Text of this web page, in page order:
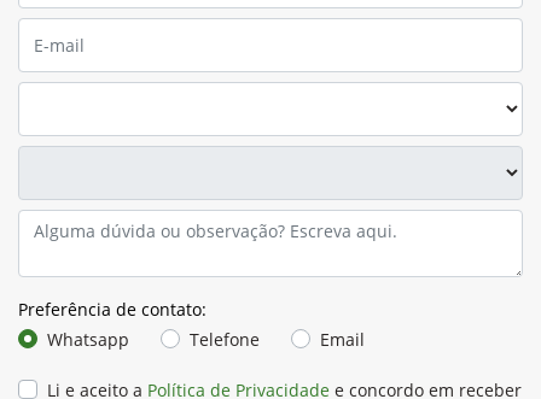
Preferência de contato: